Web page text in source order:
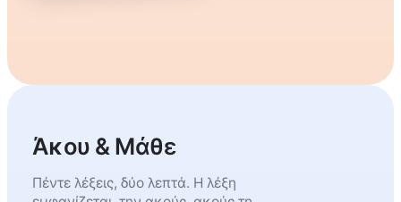
Άκου & Μάθε
Πέντε λέξεις, δύο λεπτά. Η λέξη